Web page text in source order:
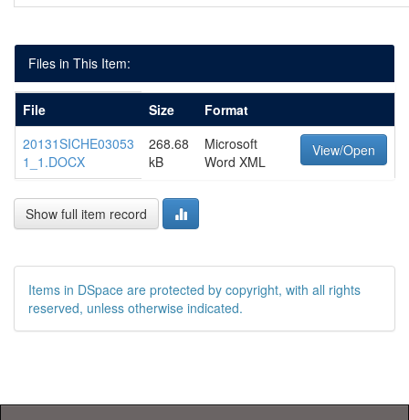
Files in This Item:
File Size
Format
20131SICHE03053
1_1.DOCX
268.68
kB
Microsoft
Word XML
View/Open
Show full item record
Items in DSpace are protected by copyright, with all rights
reserved, unless otherwise indicated.